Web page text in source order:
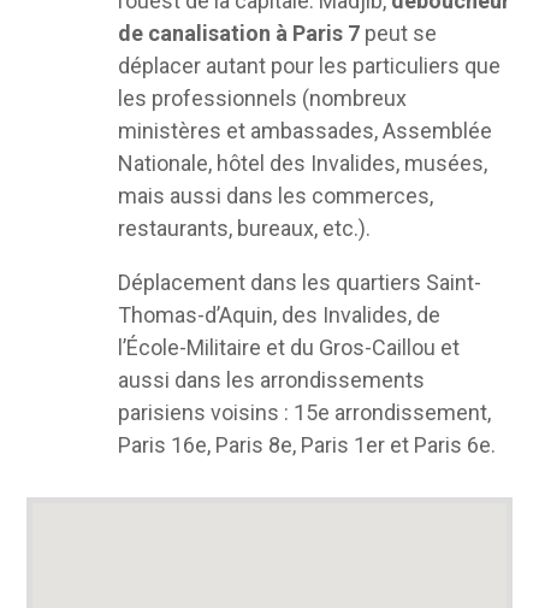
de canalisation à Paris 7peut se
déplacer autant pour les particuliers que
les professionnels (nombreux
ministères et ambassades, Assemblée
Nationale, hôtel des Invalides, musées,
mais aussi dans les commerces,
restaurants, bureaux, etc.).
Déplacement dans les quartiers Saint-
Thomas-d’Aquin, des Invalides, de
l’École-Militaire et du Gros-Caillou et
aussi dans les arrondissements
parisiens voisins : 15e arrondissement,
Paris 16e, Paris 8e, Paris 1er et Paris 6e.